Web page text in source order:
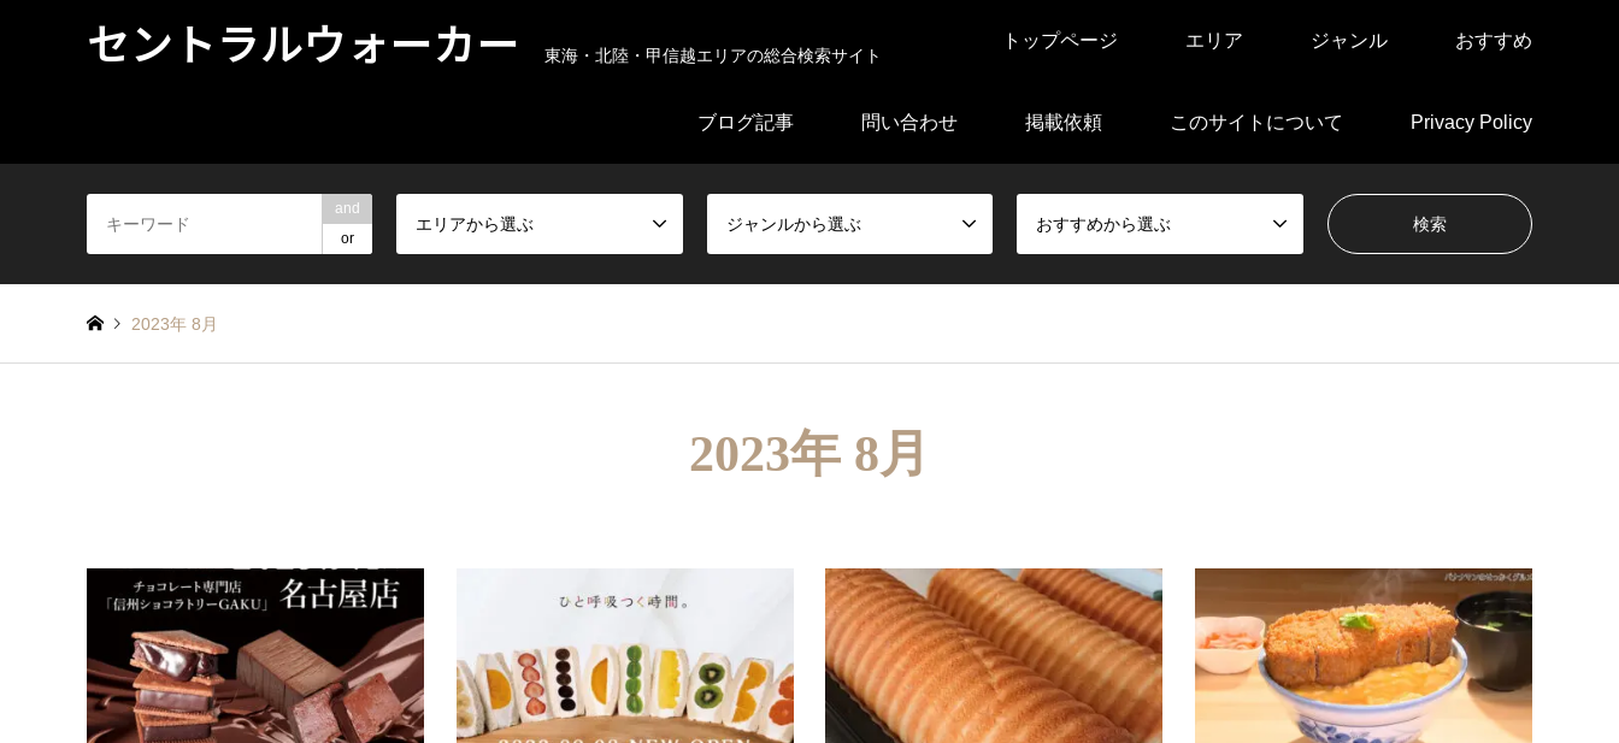
セントラルウォーカー 東海・北陸・甲信越エリアの総合検索サイト
トップページ エリア ジャンル おすすめ
ブログ記事 問い合わせ 掲載依頼 このサイトについて Privacy Policy
and
or
エリアから選ぶ ジャンルから選ぶ おすすめから選ぶ
2023年 8月
2023年 8月